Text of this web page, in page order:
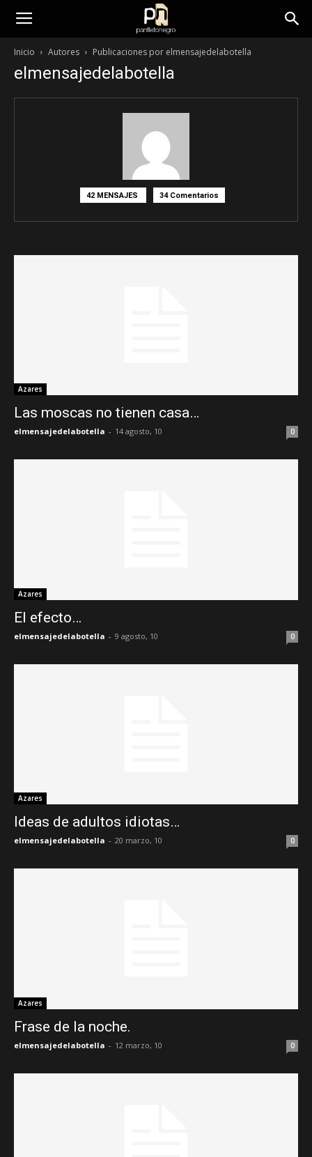
panfletonegro
Inicio Autores Publicaciones por elmensajedelabotella
elmensajedelabotella
42 MENSAJES 34 Comentarios
Azares
Las moscas no tienen casa…
elmensajedelabotella - 14 agosto, 10 0
Azares
El efecto…
elmensajedelabotella - 9 agosto, 10 0
Azares
Ideas de adultos idiotas…
elmensajedelabotella - 20 marzo, 10 0
Azares
Frase de la noche.
elmensajedelabotella - 12 marzo, 10 0